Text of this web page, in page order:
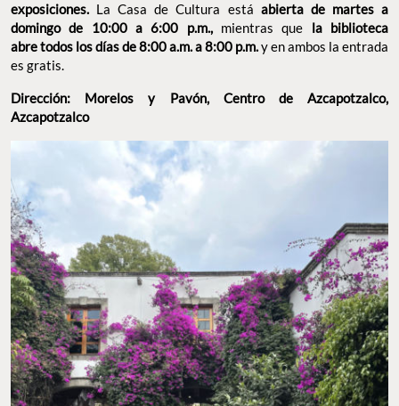
exposiciones. La Casa de Cultura está abierta de martes a
domingo de 10:00 a 6:00 p.m.,mientras que la biblioteca
abre todos los días de 8:00 a.m. a 8:00 p.m.y en ambos la entrada
es gratis.
Dirección: Morelos y Pavón, Centro de Azcapotzalco,
Azcapotzalco